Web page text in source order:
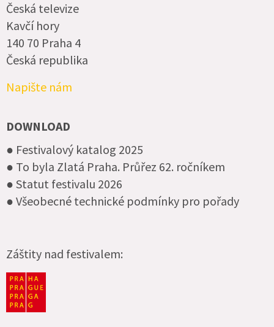
Česká televize
Kavčí hory
140 70 Praha 4
Česká republika
Napište nám
DOWNLOAD
● Festivalový katalog 2025
● To byla Zlatá Praha. Průřez 62. ročníkem
● Statut festivalu 2026
● Všeobecné technické podmínky pro pořady
Záštity nad festivalem: